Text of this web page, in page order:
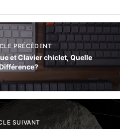
PRÉCÈDENT
et Clavier chiclet, Quelle
SUIVANT